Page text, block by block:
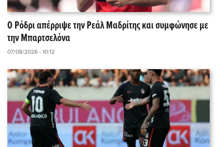
Ο Ρόδρι απέρριψε την Ρεάλ Μαδρίτης και συμφώνησε με
την Μπαρτσελόνα
07/08/2026 - 10:12